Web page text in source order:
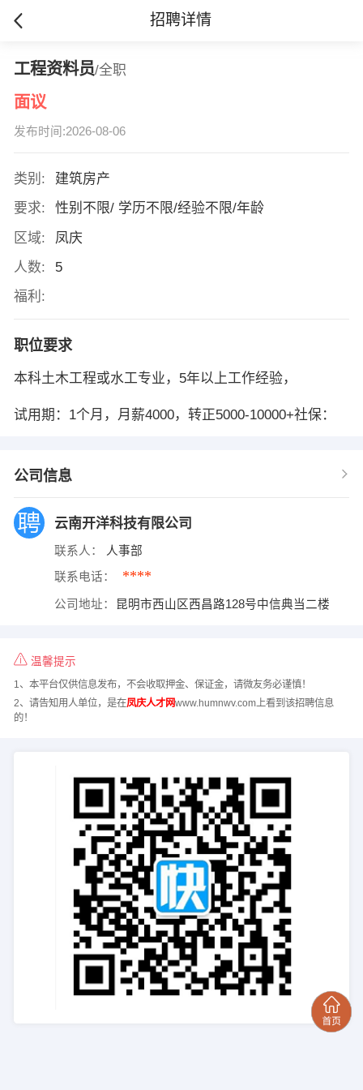
招聘详情
工程资料员/全职
面议
发布时间:2026-08-06
类别:
建筑房产
要求:
性别不限/ 学历不限/经验不限/年龄
区域:
凤庆
人数:
5
福利:
职位要求
本科土木工程或水工专业，5年以上工作经验，
试用期：1个月，月薪4000，转正5000-10000+社保：
公司信息
云南开洋科技有限公司
联系人： 人事部
联系电话： ****
公司地址： 昆明市西山区西昌路128号中信典当二楼
温馨提示
1、本平台仅供信息发布，不会收取押金、保证金，请微友务必谨慎！
2、请告知用人单位，是在凤庆人才网www.humnwv.com上看到该招聘信息
的！